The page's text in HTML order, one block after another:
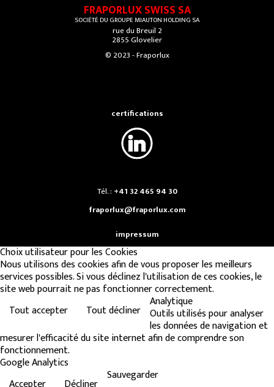
FRAPORLUX SWISS SA
SOCIÉTÉ DU GROUPE MIAUTON HOLDING SA
rue du Breuil 2
2855 Glovelier
© 2023 - Fraporlux
certifications
Tél. : +41 32 465 94 30
fraporlux@fraporlux.com
impressum
Choix utilisateur pour les Cookies
Nous utilisons des cookies afin de vous proposer les meilleurs
services possibles. Si vous déclinez l'utilisation de ces cookies, le
site web pourrait ne pas fonctionner correctement.
Tout accepter
Tout décliner
Analytique
Outils utilisés pour analyser
les données de navigation et
mesurer l'efficacité du site internet afin de comprendre son
fonctionnement.
Google Analytics
Sauvegarder